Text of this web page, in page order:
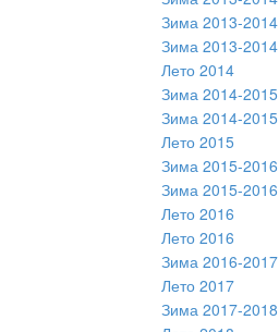
Зима 2013-2014
Зима 2013-2014
Лето 2014
Зима 2014-2015
Зима 2014-2015
Лето 2015
Зима 2015-2016
Зима 2015-2016
Лето 2016
Лето 2016
Зима 2016-2017
Лето 2017
Зима 2017-2018